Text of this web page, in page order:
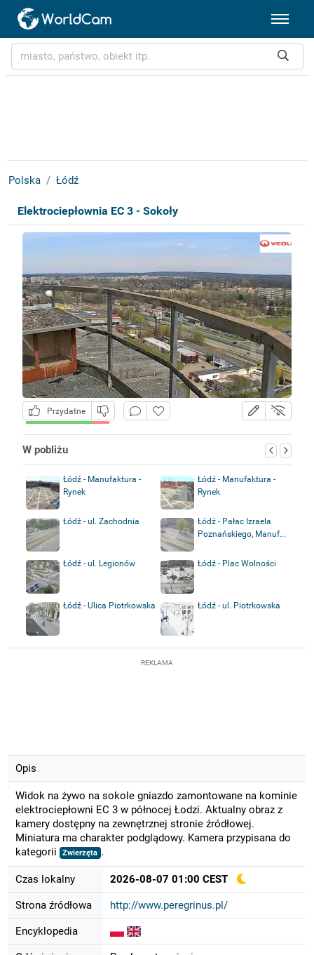
Polska Łódź
Elektrociepłownia EC 3 - Sokoły
Przydatne
W pobliżu
Łódź - Manufaktura -
Rynek
Łódź - Manufaktura -
Rynek
Łódź - ul. Zachodnia
Łódź - Pałac Izraela
Poznańskiego, Manuf...
Łódź - ul. Legionów Łódź - Plac Wolności
Łódź - Ulica Piotrkowska Łódź - ul. Piotrkowska
REKLAMA
Opis
Widok na żywo na sokole gniazdo zamontowane na kominie
elektrociepłowni EC 3 w północej Łodzi. Aktualny obraz z
kamery dostępny na zewnętrznej stronie źródłowej.
Miniatura ma charakter podglądowy. Kamera przypisana do
kategorii
Zwierzęta .
Czas lokalny 2026-08-07 01:00 CEST
Strona źródłowa http://www.peregrinus.pl/
Encyklopedia